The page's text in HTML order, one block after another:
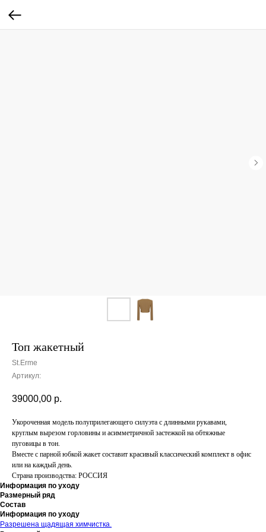
Топ жакетный
St.Erme
Артикул:
39000,00 р.
Укороченная модель полуприлегающего силуэта с длинными рукавами,
круглым вырезом горловины и асимметричной застежкой на обтяжные
пуговицы в тон.
Вместе с парной юбкой жакет составит красивый классический комплект в офис
или на каждый день.
Страна производства: РОССИЯ
Информация по уходу
Размерный ряд
Состав
Информация по уходу
Разрешена щадящая химчистка.